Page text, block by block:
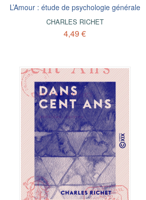
L’Amour : étude de psychologie générale
CHARLES RICHET
4,49 €